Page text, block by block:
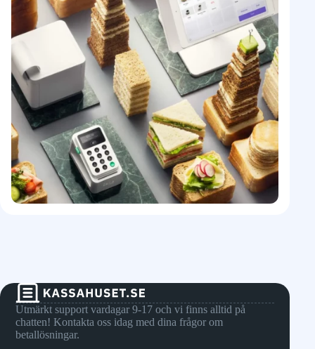
Utmärkt support vardagar 9-17 och vi finns alltid på
chatten! Kontakta oss idag med dina frågor om
betallösningar.